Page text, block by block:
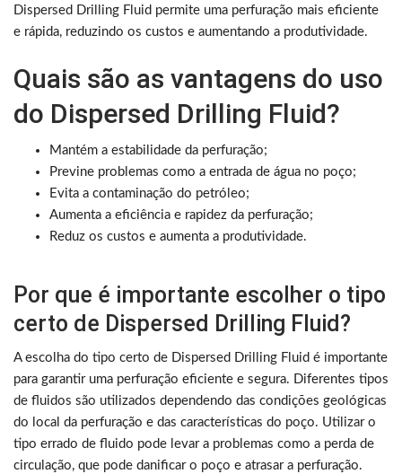
Dispersed Drilling Fluid permite uma perfuração mais eficiente
e rápida, reduzindo os custos e aumentando a produtividade.
Quais são as vantagens do uso
do Dispersed Drilling Fluid?
Mantém a estabilidade da perfuração;
Previne problemas como a entrada de água no poço;
Evita a contaminação do petróleo;
Aumenta a eficiência e rapidez da perfuração;
Reduz os custos e aumenta a produtividade.
Por que é importante escolher o tipo
certo de Dispersed Drilling Fluid?
A escolha do tipo certo de Dispersed Drilling Fluid é importante
para garantir uma perfuração eficiente e segura. Diferentes tipos
de fluidos são utilizados dependendo das condições geológicas
do local da perfuração e das características do poço. Utilizar o
tipo errado de fluido pode levar a problemas como a perda de
circulação, que pode danificar o poço e atrasar a perfuração.